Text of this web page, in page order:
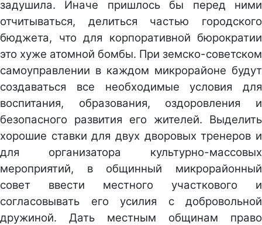
задушила. Иначе пришлось бы перед ними
отчитываться, делиться частью городского
бюджета, что для корпоративной бюрократии
это хуже атомной бомбы. При земско-советском
самоуправлении в каждом микрорайоне будут
создаваться все необходимые условия для
воспитания, образования, оздоровления и
безопасного развития его жителей. Выделить
хорошие ставки для двух дворовых тренеров и
для организатора культурно-массовых
мероприятий, в общинный микрорайонный
совет ввести местного участкового и
согласовывать его усилия с добровольной
дружиной. Дать местным общинам право